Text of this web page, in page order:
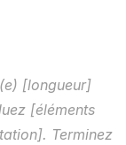
[longueur]
[éléments
Terminez